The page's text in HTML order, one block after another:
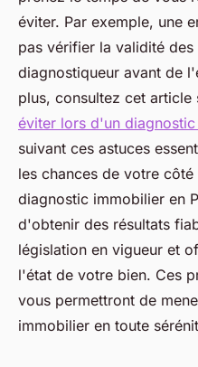
éviter. Par exemple, une
pas vérifier la validité
diagnostiqueur avant de
plus, consultez cet article
éviter lors d'un
suivant ces astuces
les chances de votre
diagnostic immobilier en
d'obtenir des résultats
législation en vigueur et
l'état de votre bien. Ces
vous permettront de
immobilier en toute